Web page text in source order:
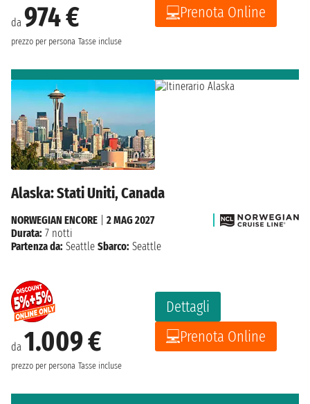
da 974 €
prezzo per persona Tasse incluse
Prenota Online
Alaska: Stati Uniti, Canada
da 1.009 €
prezzo per persona Tasse incluse
Dettagli
Prenota Online
NORWEGIAN ENCORE
2 MAG 2027
Durata: 7 notti
Partenza da: Seattle Sbarco: Seattle